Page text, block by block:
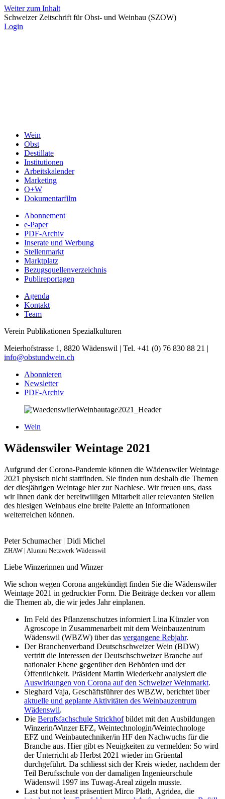
Weiter zum Inhalt
Schweizer Zeitschrift für Obst- und Weinbau (SZOW)
Login
Wein
Obst
Destillate
Institutionen
Arbeitskalender
Marketing
O+W
Dokumentarfilm
Abonnement
e-Paper
PDF-Archiv
Inserate und Werbung
Stellenmarkt
Marktplatz
Bezugsquellenverzeichnis
Publireportagen
Agenda
Kontakt
Team
Verein Publikationen Spezialkulturen
Meierhofstrasse 1, 8820 Wädenswil | Tel. +41 (0) 76 830 88 21 |
info@obstundwein.ch
Abonnieren
Newsletter
PDF-Archiv
Wein
Wädenswiler Weintage 2021
Aufgrund der Corona-Pandemie können die Wädenswiler Weintage
2021 physisch nicht stattfinden. Sie finden nun deshalb die Themen
der diesjährigen Weintage hier zur Nachlese. Wir freuen uns, dass
wir Ihnen dank der bereitwilligen Mitarbeit aller relevanten Stellen
des hiesigen Weinbaus eine breite Palette an Informationen
weiterreichen können.
Peter Schumacher | Didi Michel
ZHAW | Alumni Netzwerk Wädenswil
Liebe Winzerinnen und Winzer
Wie schon wegen Corona angekündigt finden Sie die Wädenswiler
Weintage 2021 in gedruckter Form. Die Beiträge decken vor allem
die Themen ab, die wir jedes Jahr einplanen.
Im Feld des Pflanzenschutzes informiert Lina Künzler von
Agroscope in Zusammenarbeit mit dem Weinbauzentrum
Wädenswil (WBZW) über das vergangene Rebjahr.
Der Branchenverband Deutschschweizer Wein (BDW)
vertritt die Interessen der Deutschschweizer Branche auf
nationaler Ebene gegenüber den Behörden und der
Öffentlichkeit. Präsident Martin Wiederkehr analysiert die
Auswirkungen von Corona auf den Schweizer Weinmarkt.
Sieghard Vaja, Geschäftsführer des WBZW, berichtet über
aktuelle und geplante Aktivitäten des Weinbauzentrum
Wädenswil.
Die Berufsfachschule Strickhofbildet mit den Ausbildungen
Winzerin/Winzer EFZ, Weintechnologin/Weintechnologe
EFZ und Weinbautechniker/in HF den Nachwuchs für die
Branche aus. Hier gibt es Neuigkeiten zu vermelden: So wird
der Unterricht ab Herbst 2021 wieder im Grüental
durchgeführt. Da schliesst sich der Kreis wieder, nachdem der
Teil Berufsschule von der damaligen Ingenieurschule
Wädenswil 1997 ins Tuwag-Areal zügeln musste.
Last but not least präsentiert Mirco Plath, Agridea, die